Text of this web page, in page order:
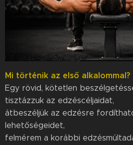
Mi történik az első alkalommal?
Egy rövid, kötetlen
tisztázzuk az edzéscéljaidat,
átbeszéljük az edzésre
lehetőségeidet,
felmérem a korábbi